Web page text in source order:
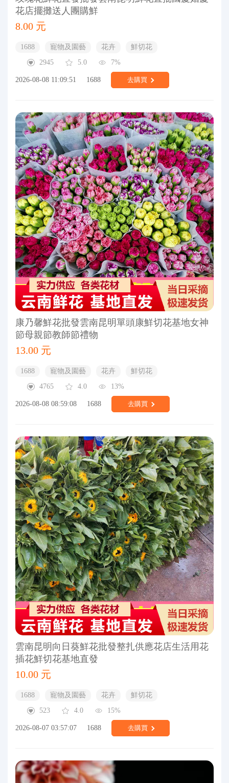
花店擺攤送人團購鮮
8.00 元
1688 寵物及園藝 花卉
鮮切花
2945
5.0 7%
2026-08-08 11:09:51 1688 去購買
康乃馨鮮花批發雲南昆明單頭康鮮切花基地女神
節母親節教師節禮物
13.00 元
1688 寵物及園藝 花卉
鮮切花
4765
4.0 13%
2026-08-08 08:59:08 1688 去購買
雲南昆明向日葵鮮花批發整扎供應花店生活用花
插花鮮切花基地直發
10.00 元
1688 寵物及園藝 花卉
鮮切花
523
4.0 15%
2026-08-07 03:57:07 1688 去購買